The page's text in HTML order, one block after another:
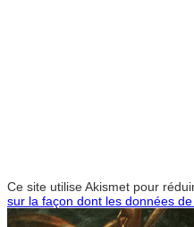
Ce site utilise Akismet pour
sur la façon dont les données